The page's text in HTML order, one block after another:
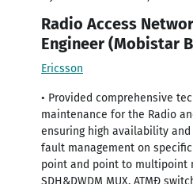
Radio Access
Engineer (Mobistar
Ericsson
• Provided comprehensive
maintenance for the Radio
ensuring high availability and
fault management on
point and point to multipoint
SDH&DWDM MUX, ATMÐ